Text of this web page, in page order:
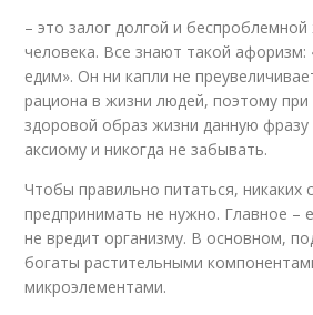
– это залог долгой и
человека. Все знают такой
едим». Он ни капли не
рациона в жизни людей, поэтому при
здоровой образ жизни данную фразу
аксиому и никогда не забывать.
Чтобы правильно питаться, никаких
предпринимать не нужно. Главное –
не вредит организму. В основном,
богаты растительными
микроэлементами.